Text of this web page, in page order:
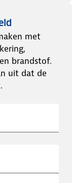
met
brandstof.
uit dat de